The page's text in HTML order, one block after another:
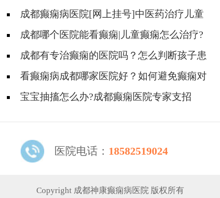
成都癫痫病医院[网上挂号]中医药治疗儿童
癫痫的费用是多少?
成都哪个医院能看癫痫|儿童癫痫怎么治疗?
成都有专治癫痫的医院吗？怎么判断孩子患
了癫痫？
看癫痫病成都哪家医院好？如何避免癫痫对
孩子的危害？
宝宝抽搐怎么办?成都癫痫医院专家支招
医院电话： 18582519024
Copyright 成都神康癫痫病医院 版权所有